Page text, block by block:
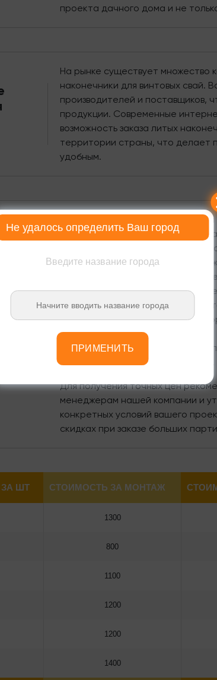
проекта дачного дома и не
На рынке существует множество
наконечники для винтовых свай.
производителей и поставщиков,
продукции. Современные
возможность заказа литых
территории страны, что делает
удобным.
Стоимость наконечников в
зависимости от размера,
наконечников не стоит
качественные материалы и
долгосрочной перспективе за
затрат на ремонт и
Стоимость наконечников для
зависимости от нескольких
Тип и размер.
Используемые материалы и
Производитель и поставщик.
Для получения точных цен
менеджерам нашей компании и
конкретных условий вашего
скидках при заказе больших
ШТ СТОИМОСТЬ ЗА МОНТАЖ
1300
800
1100
1200
1200
1400
Не удалось определить Ваш город
Введите название города
ПРИМЕНИТЬ